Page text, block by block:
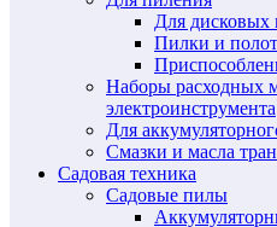
Для дисковых
Пилки и
Наборы расходных
электроинструмента
Для
Смазки и масла
Садовая техника
Садовые пилы